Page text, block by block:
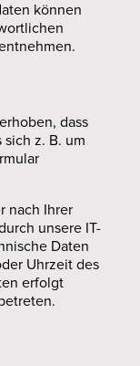
können
dass
z. B. um
nach Ihrer
unsere IT-
Daten
Uhrzeit des
erfolgt